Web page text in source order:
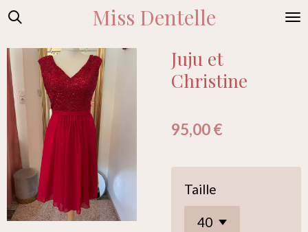
Passer
contenu
principal
Miss Dentelle
Juju et
Christine
95,00 €
Taille